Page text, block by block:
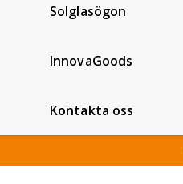
Solglasögon
InnovaGoods
Kontakta oss